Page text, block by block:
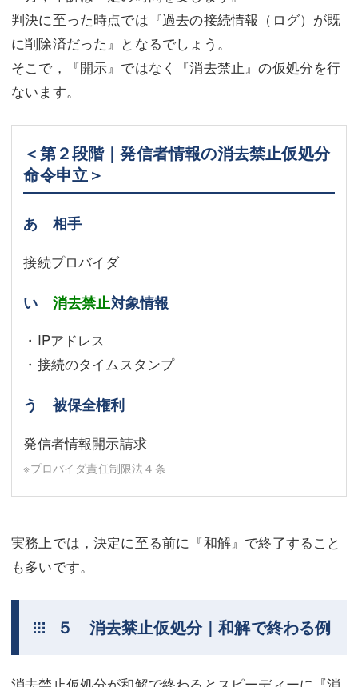
判決に至った時点では『過去の接続情報（ログ）が既
に削除済だった』となるでしょう。
そこで，『開示』ではなく『消去禁止』の仮処分を行
ないます。
＜第２段階｜発信者情報の消去禁止仮処分
命令申立＞
あ 相手
接続プロバイダ
い 消去禁止対象情報
・IPアドレス
・接続のタイムスタンプ
う 被保全権利
発信者情報開示請求
※プロバイダ責任制限法４条
実務上では，決定に至る前に『和解』で終了すること
も多いです。
５ 消去禁止仮処分｜和解で終わる例